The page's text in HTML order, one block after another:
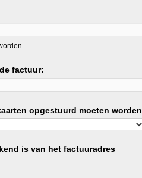
factuur:
opgestuurd moeten worden
is van het factuuradres